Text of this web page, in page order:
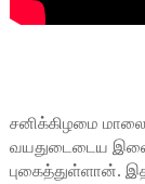
சனிக்கிழமை
வயதுடைடைய
புகைத்துள்ளான்.